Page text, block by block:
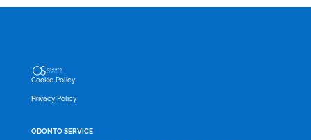
Cookie Policy
Privacy Policy
ODONTO SERVICE